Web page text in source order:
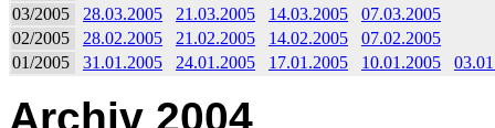
03/2005
28.03.2005 21.03.2005 14.03.2005
07.03.2005
02/2005
28.02.2005 21.02.2005 14.02.2005
07.02.2005
01/2005
31.01.2005 24.01.2005 17.01.2005 10.01.2005
Archiv 2004